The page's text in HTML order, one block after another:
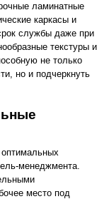
ламинатные
каркасы и
службы даже при
текстуры и
не только
но и подчеркнуть
менеджмента.
место под